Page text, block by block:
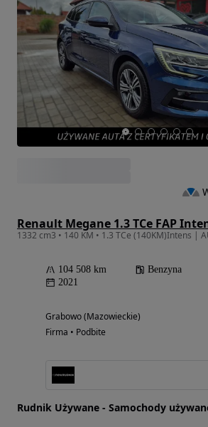
Renault Megane 1.3 TCe FAP
104 508 km Benzyna
2021
Grabowo (Mazowieckie)
Firma • Podbite
Rudnik Używane - Samochody